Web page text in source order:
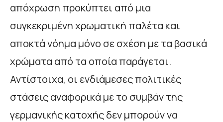
απόχρωση προκύπτει από μια
συγκεκριμένη χρωματική παλέτα και
αποκτά νόημα μόνο σε σχέση με τα βασικά
χρώματα από τα οποία παράγεται.
Αντίστοιχα, οι ενδιάμεσες πολιτικές
στάσεις αναφορικά με το συμβάν της
γερμανικής κατοχής δεν μπορούν να